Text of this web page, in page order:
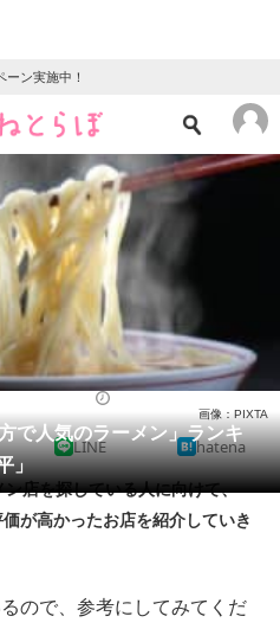
ン実施中！
ニュース
クイズ
地域
教育・育児
リサーチ
で人気のラーメン」ランキ
」
画像：PIXTA
LINE hatena
店を探している人に向けて、
が高かったお店を紹介していき
ので、参考にしてみてくだ